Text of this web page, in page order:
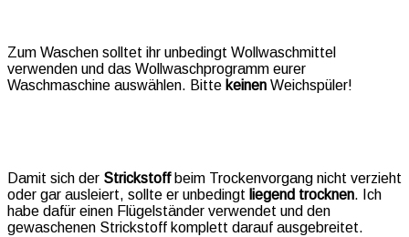
Zum Waschen solltet ihr unbedingt Wollwaschmittel
verwenden und das Wollwaschprogramm eurer
Waschmaschine auswählen. Bitte keinen Weichspüler!
Damit sich der Strickstoffbeim Trockenvorgang nicht verzieht
oder gar ausleiert, sollte er unbedingt liegend trocknen. Ich
habe dafür einen Flügelständer verwendet und den
gewaschenen Strickstoff komplett darauf ausgebreitet.